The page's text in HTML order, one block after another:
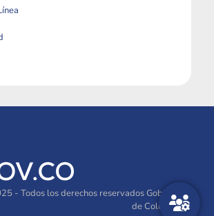
- Todos los derechos reservados Gobierno
de Colombia